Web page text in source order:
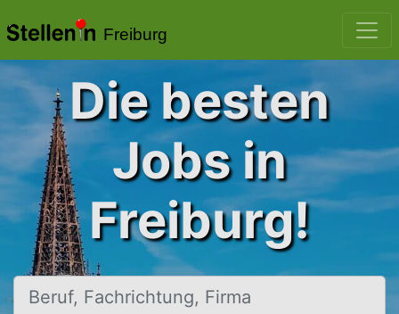
Freiburg
Die besten
Jobs in
Freiburg!
Beruf, Fachrichtung, Firma